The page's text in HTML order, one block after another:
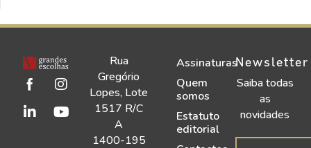
Rua
Gregório
Lopes, Lote
1517 R/C
A
1400-195
Assinaturas
Quem
somos
Estatuto
editorial
Newsletter
Saiba todas
as
novidades